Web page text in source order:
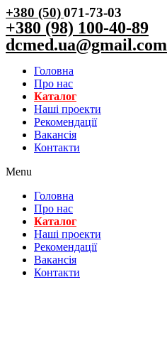
+380 (50)071-73-03
+380 (98) 100-40-89
dcmed.ua@gmail.com
Головна
Про нас
Каталог
Нашi проекти
Рекомендації
Вакансiя
Контакти
Menu
Головна
Про нас
Каталог
Нашi проекти
Рекомендації
Вакансiя
Контакти